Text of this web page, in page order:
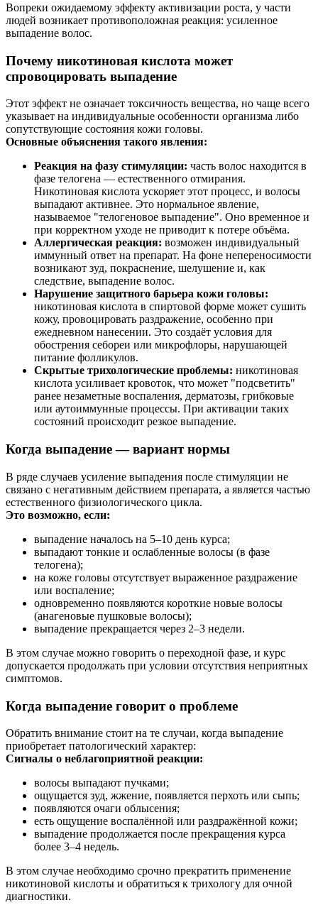
Вопреки ожидаемому эффекту активизации роста, у части
людей возникает противоположная реакция: усиленное
выпадение волос.
Почему никотиновая кислота может
спровоцировать выпадение
Этот эффект не означает токсичность вещества, но чаще всего
указывает на индивидуальные особенности организма либо
сопутствующие состояния кожи головы.
Основные объяснения такого явления:
Реакция на фазу стимуляции: часть волос находится в
фазе телогена — естественного отмирания.
Никотиновая кислота ускоряет этот процесс, и волосы
выпадают активнее. Это нормальное явление,
называемое "телогеновое выпадение". Оно временное и
при корректном уходе не приводит к потере объёма.
Аллергическая реакция: возможен индивидуальный
иммунный ответ на препарат. На фоне непереносимости
возникают зуд, покраснение, шелушение и, как
следствие, выпадение волос.
Нарушение защитного барьера кожи головы:
никотиновая кислота в спиртовой форме может сушить
кожу, провоцировать раздражение, особенно при
ежедневном нанесении. Это создаёт условия для
обострения себореи или микрофлоры, нарушающей
питание фолликулов.
Скрытые трихологические проблемы: никотиновая
кислота усиливает кровоток, что может "подсветить"
ранее незаметные воспаления, дерматозы, грибковые
или аутоиммунные процессы. При активации таких
состояний происходит резкое выпадение.
Когда выпадение — вариант нормы
В ряде случаев усиление выпадения после стимуляции не
связано с негативным действием препарата, а является частью
естественного физиологического цикла.
Это возможно, если:
выпадение началось на 5–10 день курса;
выпадают тонкие и ослабленные волосы (в фазе
телогена);
на коже головы отсутствует выраженное раздражение
или воспаление;
одновременно появляются короткие новые волосы
(анагеновые пушковые волосы);
выпадение прекращается через 2–3 недели.
В этом случае можно говорить о переходной фазе, и курс
допускается продолжать при условии отсутствия неприятных
симптомов.
Когда выпадение говорит о проблеме
Обратить внимание стоит на те случаи, когда выпадение
приобретает патологический характер:
Сигналы о неблагоприятной реакции:
волосы выпадают пучками;
ощущается зуд, жжение, появляется перхоть или сыпь;
появляются очаги облысения;
есть ощущение воспалённой или раздражённой кожи;
выпадение продолжается после прекращения курса
более 3–4 недель.
В этом случае необходимо срочно прекратить применение
никотиновой кислоты и обратиться к трихологу для очной
диагностики.